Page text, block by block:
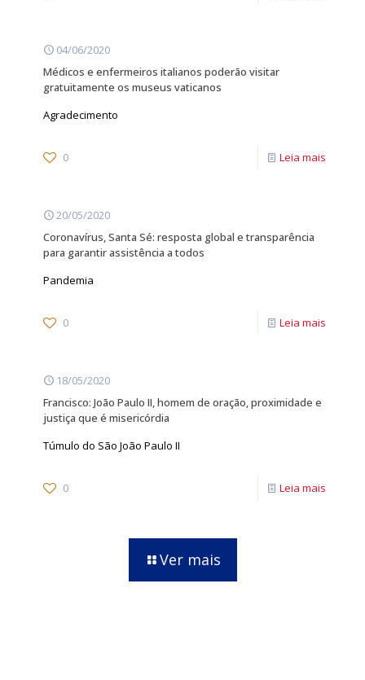
04/06/2020
Médicos e enfermeiros italianos poderão visitar
gratuitamente os museus vaticanos
Agradecimento
0 Leia mais
20/05/2020
Coronavírus, Santa Sé: resposta global e transparência
para garantir assistência a todos
Pandemia
0 Leia mais
18/05/2020
Francisco: João Paulo II, homem de oração, proximidade e
justiça que é misericórdia
Túmulo do São João Paulo II
0 Leia mais
Ver mais